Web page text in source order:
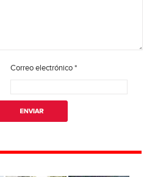
Correo electrónico*